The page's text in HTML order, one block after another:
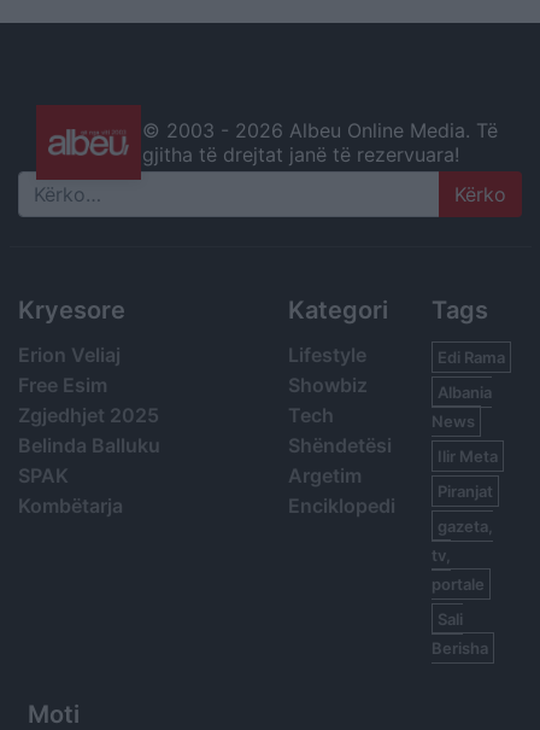
© 2003 - 2026 Albeu Online Media. Të
gjitha të drejtat janë të rezervuara!
Search
Kryesore
Erion Veliaj
Free Esim
Zgjedhjet 2025
Belinda Balluku
SPAK
Kombëtarja
Kategori
Lifestyle
Showbiz
Tech
Shëndetësi
Argetim
Enciklopedi
Tags
Edi Rama
Albania
News
Ilir Meta
Piranjat
gazeta,
tv,
portale
Sali
Berisha
Moti